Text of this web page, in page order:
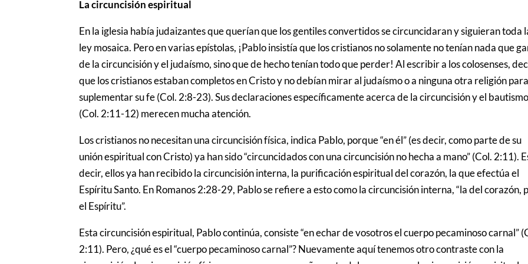
La circuncisión espiritual
En la iglesia había judaizantes que querían que los gentiles convertidos se circuncidaran y siguieran toda
ley mosaica. Pero en varias epístolas, ¡Pablo insistía que los cristianos no solamente no tenían nada que
de la circuncisión y el judaísmo, sino que de hecho tenían todo que perder! Al escribir a los colosenses,
que los cristianos estaban completos en Cristo y no debían mirar al judaísmo o a ninguna otra religión para
suplementar su fe (Col. 2:8-23). Sus declaraciones específicamente acerca de la circuncisión y el bautismo
(Col. 2:11-12) merecen mucha atención.
Los cristianos no necesitan una circuncisión física, indica Pablo, porque “en él” (es decir, como parte de su
unión espiritual con Cristo) ya han sido “circuncidados con una circuncisión no hecha a mano” (Col. 2:11).
decir, ellos ya han recibido la circuncisión interna, la purificación espiritual del corazón, la que efectúa el
Espíritu Santo. En Romanos 2:28-29, Pablo se refiere a esto como la circuncisión interna, “la del corazón,
el Espíritu”.
Esta circuncisión espiritual, Pablo continúa, consiste “en echar de vosotros el cuerpo pecaminoso carnal”
2:11). Pero, ¿qué es el “cuerpo pecaminoso carnal”? Nuevamente aquí tenemos otro contraste con la